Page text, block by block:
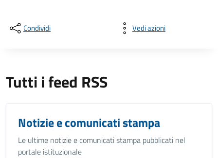
Condividi Vedi azioni
Tutti i feed RSS
Notizie e comunicati stampa
Le ultime notizie e comunicati stampa pubblicati nel
portale istituzionale